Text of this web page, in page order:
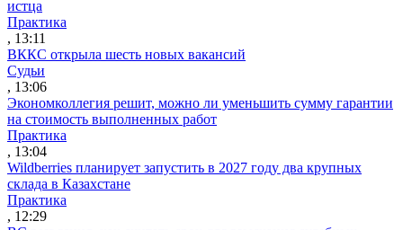
истца
Практика
, 13:11
ВККС открыла шесть новых вакансий
Судьи
, 13:06
Экономколлегия решит, можно ли уменьшить сумму гарантии
на стоимость выполненных работ
Практика
, 13:04
Wildberries планирует запустить в 2027 году два крупных
склада в Казахстане
Практика
, 12:29